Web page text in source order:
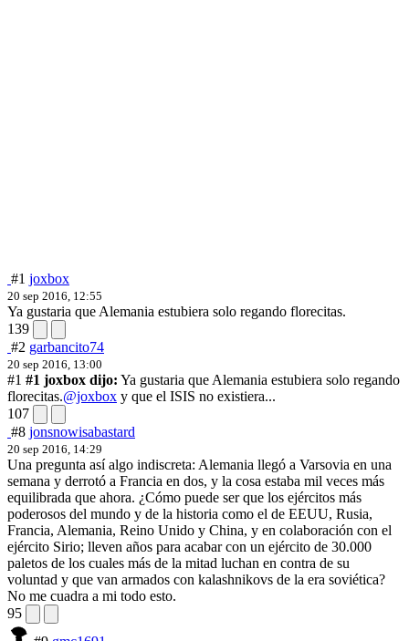
#1 joxbox
20 sep 2016, 12:55
Ya gustaria que Alemania estubiera solo regando florecitas.
139
#2 garbancito74
20 sep 2016, 13:00
#1 #1 joxbox dijo: Ya gustaria que Alemania estubiera solo regando
florecitas.@joxbox y que el ISIS no existiera...
107
#8 jonsnowisabastard
20 sep 2016, 14:29
Una pregunta así algo indiscreta: Alemania llegó a Varsovia en una
semana y derrotó a Francia en dos, y la cosa estaba mil veces más
equilibrada que ahora. ¿Cómo puede ser que los ejércitos más
poderosos del mundo y de la historia como el de EEUU, Rusia,
Francia, Alemania, Reino Unido y China, y en colaboración con el
ejército Sirio; lleven años para acabar con un ejército de 30.000
paletos de los cuales más de la mitad luchan en contra de su
voluntad y que van armados con kalashnikovs de la era soviética?
No me cuadra a mi todo esto.
95